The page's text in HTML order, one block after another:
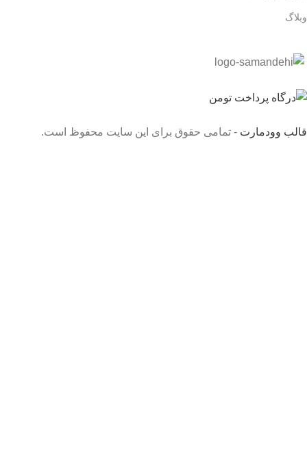
وبلاگ
قالب وودمارت - تمامی حقوق برای این سایت محفوظ است.